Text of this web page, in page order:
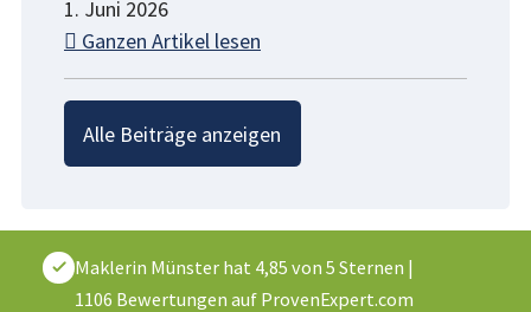
1. Juni 2026
Ganzen Artikel lesen
Alle Beiträge anzeigen
Maklerin Münster hat 4,85 von 5 Sternen |
1106 Bewertungen auf ProvenExpert.com